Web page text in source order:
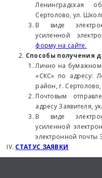
Ленинградская
Сертолово, ул.
В виде
усиленной
форму на сайте.
Способы получения
Лично на
«СКС» по адресу:
район, г.
Почтовым
адресу Заявителя,
В виде
усиленной
электронной почты
СТАТУС ЗАЯВКИ